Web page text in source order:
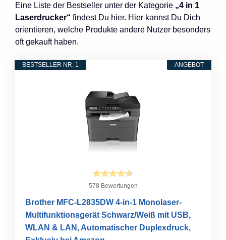
Eine Liste der Bestseller unter der Kategorie „4 in 1
Laserdrucker“ findest Du hier. Hier kannst Du Dich
orientieren, welche Produkte andere Nutzer besonders
oft gekauft haben.
ANGEBOT
BESTSELLER NR. 1
578 Bewertungen
Brother MFC-L2835DW 4-in-1 Monolaser-
Multifunktionsgerät Schwarz/Weiß mit USB,
WLAN & LAN, Automatischer Duplexdruck,